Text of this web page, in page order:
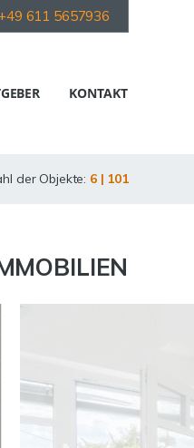
611 5657936
KONTAKT
der Objekte: 6 | 101